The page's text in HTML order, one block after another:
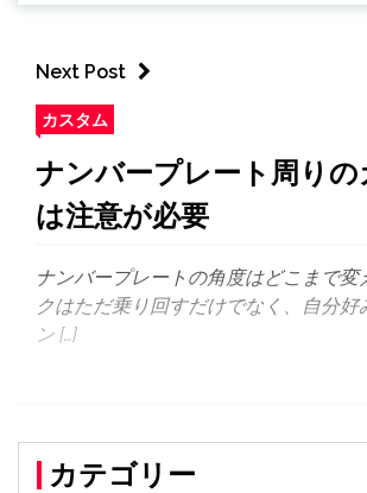
Next Post
カスタム
ナンバープレート周り
は注意が必要
ナンバープレートの角度はどこまで変
クはただ乗り回すだけでなく、自分好
ン […]
カテゴリー